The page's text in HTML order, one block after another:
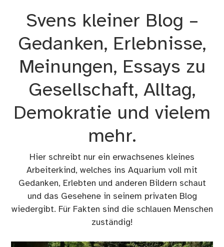
Svens kleiner Blog –
Gedanken, Erlebnisse,
Meinungen, Essays zu
Gesellschaft, Alltag,
Demokratie und vielem
mehr.
Hier schreibt nur ein erwachsenes kleines
Arbeiterkind, welches ins Aquarium voll mit
Gedanken, Erlebten und anderen Bildern schaut
und das Gesehene in seinem privaten Blog
wiedergibt. Für Fakten sind die schlauen Menschen
zuständig!